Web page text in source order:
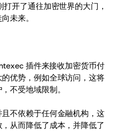
开了通往加密世界的大门，
未来。
插件来接收加密货币付
优势，例如全球访问，这将
不受地域限制。
不依赖于任何金融机构，这
从而降低了成本，并降低了